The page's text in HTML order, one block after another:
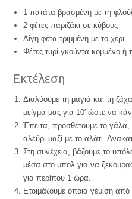
1 πατάτα βρασμένη με τη
2 φέτες παριζάκι σε κύβους
Λίγη φέτα τριμμένη με το χέρι
Φέτες τυρί γκούντα κομμένο ή
Εκτέλεση
Διαλύουμε τη μαγιά και τη
μείγμα μας για 10′ ώστε να
Έπειτα, προσθέτουμε το γάλα,
αλεύρι μαζί με το αλάτι.
Στη συνέχεια, βάζουμε το
μέσα στο μπολ για να
για περίπου 1 ώρα.
Ετοιμάζουμε όποια γέμιση από